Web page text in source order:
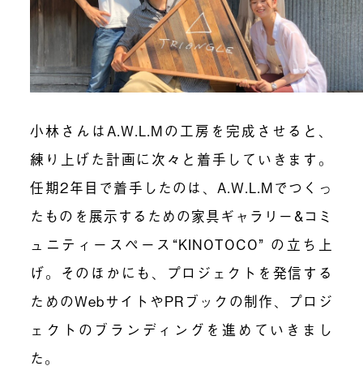
小林さんはA.W.L.Mの工房を完成させると、
練り上げた計画に次々と着手していきます。
任期2年目で着手したのは、A.W.L.Mでつくっ
たものを展示するための家具ギャラリー&コミ
ュニティースペース“KINOTOCO” の立ち上
げ。そのほかにも、プロジェクトを発信する
ためのWebサイトやPRブックの制作、プロジ
ェクトのブランディングを進めていきまし
た。